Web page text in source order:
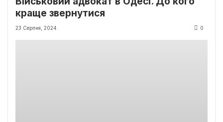
краще звернутися
23 Серпня, 2024 0